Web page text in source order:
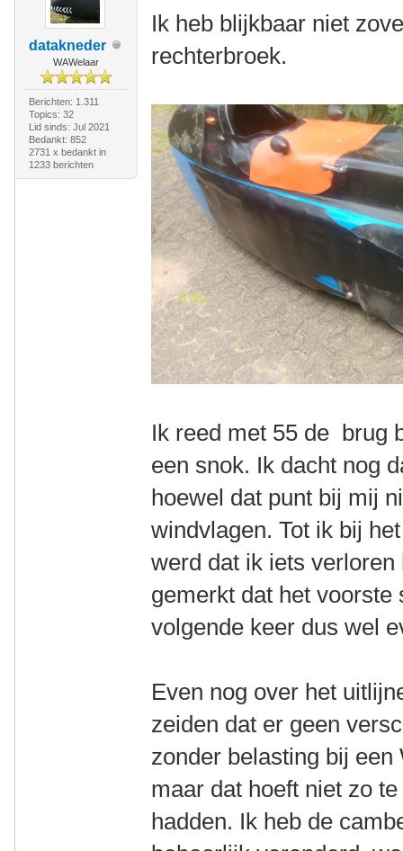
datakneder
WAWelaar
Berichten: 1.311
Topics: 32
Lid sinds: Jul 2021
Bedankt: 852
2731 x bedankt in
1233 berichten
Ik heb blijkbaar niet
rechterbroek.
Ik reed met 55 de brug
een snok. Ik dacht nog
hoewel dat punt bij mij
windvlagen. Tot ik bij
werd dat ik iets
gemerkt dat het
volgende keer dus wel
Even nog over het
zeiden dat er geen
zonder belasting bij
maar dat hoeft niet zo
hadden. Ik heb de